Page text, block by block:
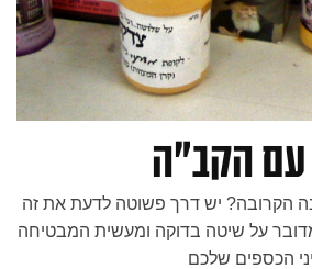
עם הקב"ה
הקרובה? יש דרך פשוטה לדעת את זה
על שיטה בדוקה ומעשית המבטיחה
הכספים שלכם